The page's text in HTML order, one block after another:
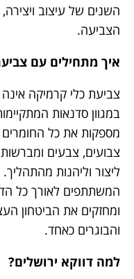
השנים של עיצוב
הצביעה.
איך מתחילים עם
צביעת כלי קרמיקה אינה
במגוון סדנאות
מספקות את כל
צבועים, צבעים
ליצור וליהנות
המשתתפים לאורך כל
ומחזקים את הביטחון
והבוגרים כאחד.
למה דווקא ירושלים?